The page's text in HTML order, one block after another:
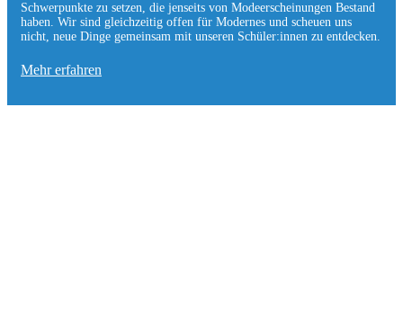
Schwerpunkte zu setzen, die jen­seits von Modeerscheinungen Be­stand
haben. Wir sind gleichzeitig offen für Modernes und scheuen uns
nicht, neue Dinge gemeinsam mit unseren Schüler:innen zu entde­cken.
Mehr erfahren